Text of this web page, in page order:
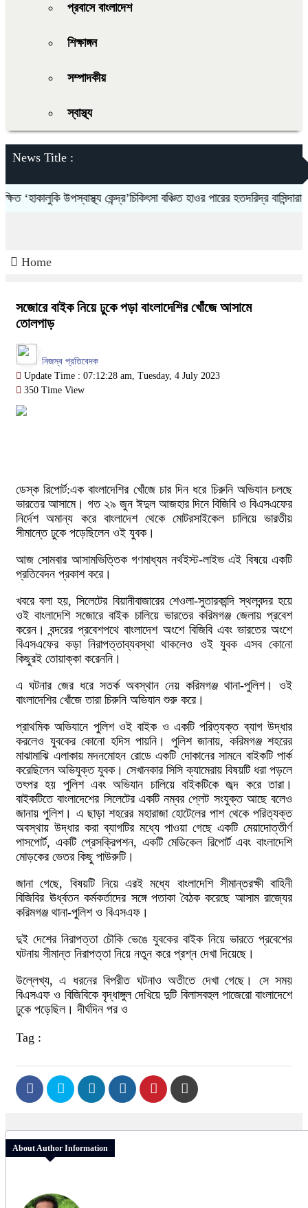
প্রবাসে বাংলাদেশ
শিক্ষাঙ্গন
সম্পাদকীয়
স্বাস্থ্য
News Title :
উপস্বাস্থ্য কেন্দ্র’চিকিৎসা বঞ্চিত হাওর পারের হতদরিদ্র বাসিন্দারা
Home
সজোরে বাইক নিয়ে ঢুকে পড়া বাংলাদেশির খোঁজে আসামে
তোলপাড়
নিজস্ব প্রতিবেদক
Update Time : 07:12:28 am, Tuesday, 4 July 2023
350 Time View
ডেস্ক রিপোর্ট:এক বাংলাদেশির খোঁজে চার দিন ধরে চিরুনি অভিযান চলছে
ভারতের আসামে। গত ২৯ জুন ঈদুল আজহার দিনে বিজিবি ও বিএসএফের
নির্দেশ অমান্য করে বাংলাদেশ থেকে মোটরসাইকেল চালিয়ে ভারতীয়
সীমান্তে ঢুকে পড়েছিলেন ওই যুবক।
আজ সোমবার আসামভিত্তিক গণমাধ্যম নর্থইস্ট-লাইভ এই বিষয়ে একটি
প্রতিবেদন প্রকাশ করে।
খবরে বলা হয়, সিলেটের বিয়ানীবাজারের শেওলা-সুতারকান্দি স্থলবন্দর হয়ে
ওই বাংলাদেশি সজোরে বাইক চালিয়ে ভারতের করিমগঞ্জ জেলায় প্রবেশ
করেন। বন্দরের প্রবেশপথে বাংলাদেশ অংশে বিজিবি এবং ভারতের অংশে
বিএসএফের কড়া নিরাপত্তাব্যবস্থা থাকলেও ওই যুবক এসব কোনো
কিছুরই তোয়াক্কা করেননি।
এ ঘটনার জের ধরে সতর্ক অবস্থান নেয় করিমগঞ্জ থানা-পুলিশ। ওই
বাংলাদেশির খোঁজে তারা চিরুনি অভিযান শুরু করে।
প্রাথমিক অভিযানে পুলিশ ওই বাইক ও একটি পরিত্যক্ত ব্যাগ উদ্ধার
করলেও যুবকের কোনো হদিস পায়নি। পুলিশ জানায়, করিমগঞ্জ শহরের
মাঝামাঝি এলাকায় মদনমোহন রোডে একটি দোকানের সামনে বাইকটি পার্ক
করেছিলেন অভিযুক্ত যুবক। সেখানকার সিসি ক্যামেরায় বিষয়টি ধরা পড়লে
তৎপর হয় পুলিশ এবং অভিযান চালিয়ে বাইকটিকে জব্দ করে তারা।
বাইকটিতে বাংলাদেশের সিলেটের একটি নম্বর প্লেট সংযুক্ত আছে বলেও
জানায় পুলিশ। এ ছাড়া শহরের মহারাজা হোটেলের পাশ থেকে পরিত্যক্ত
অবস্থায় উদ্ধার করা ব্যাগটির মধ্যে পাওয়া গেছে একটি মেয়াদোত্তীর্ণ
পাসপোর্ট, একটি প্রেসক্রিপশন, একটি মেডিকেল রিপোর্ট এবং বাংলাদেশি
মোড়কের ভেতর কিছু পাউরুটি।
জানা গেছে, বিষয়টি নিয়ে এরই মধ্যে বাংলাদেশি সীমান্তরক্ষী বাহিনী
বিজিবির ঊর্ধ্বতন কর্মকর্তাদের সঙ্গে পতাকা বৈঠক করেছে আসাম রাজ্যের
করিমগঞ্জ থানা-পুলিশ ও বিএসএফ।
দুই দেশের নিরাপত্তা চৌকি ভেঙে যুবকের বাইক নিয়ে ভারতে প্রবেশের
ঘটনায় সীমান্ত নিরাপত্তা নিয়ে নতুন করে প্রশ্ন দেখা দিয়েছে।
উল্লেখ্য, এ ধরনের বিপরীত ঘটনাও অতীতে দেখা গেছে। সে সময়
বিএসএফ ও বিজিবিকে বৃদ্ধাঙ্গুল দেখিয়ে দুটি বিলাসবহুল পাজেরো বাংলাদেশে
ঢুকে পড়েছিল। দীর্ঘদিন পর ও
Tag :
About Author Information